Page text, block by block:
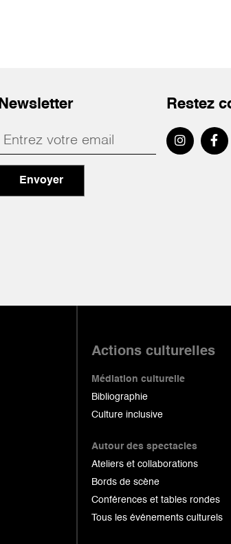
Newsletter
Envoyer
Restez
Actions culturelles
Médiation culturelle
Bibliographie
Culture inclusive
Autour des spectacles
Ateliers et collaborations
Bords de scène
Conférences et tables rondes
Tous les événements culturels